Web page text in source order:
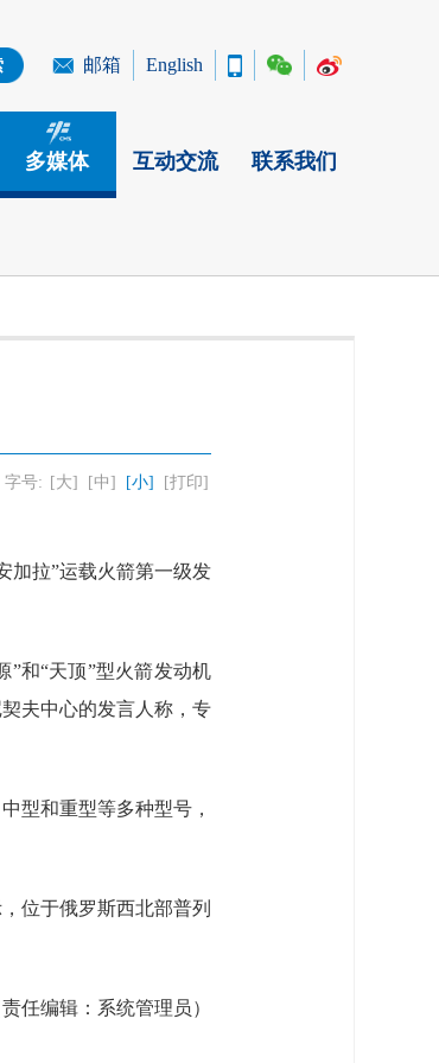
邮箱 English
多媒体 互动交流 联系我们
字号: [大] [中] [小] [打印]
加拉”运载火箭第一级发
”和“天顶”型火箭发动机
夫中心的发言人称，专
型和重型等多种型号，
位于俄罗斯西北部普列
责任编辑： 系统管理员）